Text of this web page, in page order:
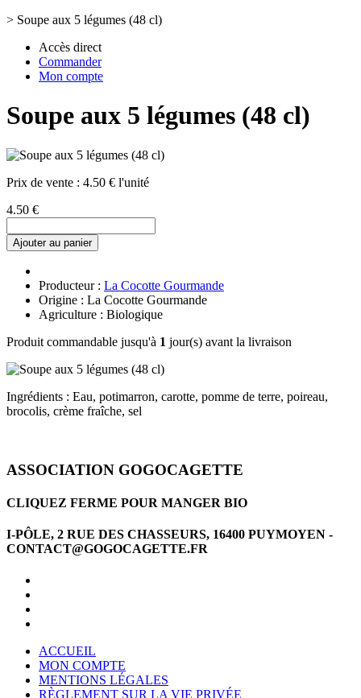
> Soupe aux 5 légumes (48 cl)
Accès direct
Commander
Mon compte
Soupe aux 5 légumes (48 cl)
Prix de vente : 4.50 € l'unité
4.50 €
Ajouter au panier
Producteur : La Cocotte Gourmande
Origine : La Cocotte Gourmande
Agriculture : Biologique
Produit commandable jusqu'à 1 jour(s) avant la livraison
Ingrédients : Eau, potimarron, carotte, pomme de terre, poireau,
brocolis, crème fraîche, sel
ASSOCIATION GOGOCAGETTE
CLIQUEZ FERME POUR MANGER BIO
I-PÔLE, 2 RUE DES CHASSEURS, 16400 PUYMOYEN -
CONTACT@GOGOCAGETTE.FR
ACCUEIL
MON COMPTE
MENTIONS LÉGALES
RÈGLEMENT SUR LA VIE PRIVÉE